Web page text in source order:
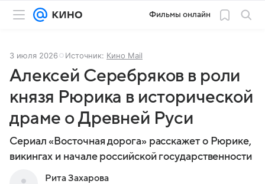
Фильмы онлайн
3 июля 2026 Источник: Кино Mail
Алексей Серебряков в роли
князя Рюрика в исторической
драме о Древней Руси
Сериал «Восточная дорога» расскажет о Рюрике,
викингах и начале российской государственности
Рита Захарова